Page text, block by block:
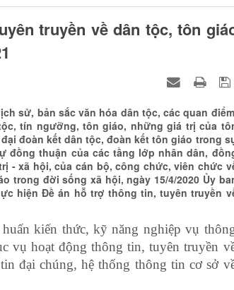
truyền về dân tộc, tôn
sử, bản sắc văn hóa dân tộc, các quan
tín ngưỡng, tôn giáo, những giá trị của
đoàn kết dân tộc, đoàn kết tôn giáo trong
đồng thuận của các tầng lớp nhân dân,
- xã hội, của cán bộ, công chức, viên chức
đời sống xã hội, ngày 15/4/2020 Ủy
hiện Đề án hỗ trợ thông tin, tuyên truyền
kiến thức, kỹ năng nghiệp vụ
vụ hoạt động thông tin, tuyên truyền
đại chúng, hệ thống thông tin cơ sở